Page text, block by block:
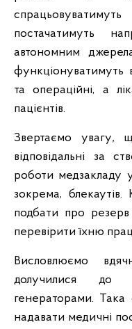
постачатимуть
автономним
функціонуватимуть
та операційні, а
пацієнтів.
Звертаємо увагу,
відповідальні за
роботи медзакладу
зокрема, блекаутів.
подбати про резерв
перевірити їхню
Висловлюємо
долучилися до
генераторами. Така
надавати медичні